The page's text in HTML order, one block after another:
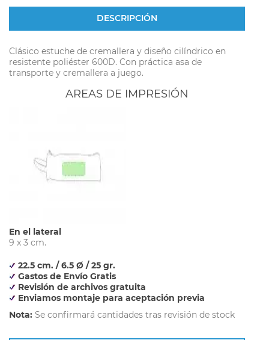
DESCRIPCIÓN
Clásico estuche de cremallera y diseño cilíndrico en
resistente poliéster 600D. Con práctica asa de
transporte y cremallera a juego.
AREAS DE IMPRESIÓN
En el lateral
9 x 3 cm.
22.5 cm. / 6.5 Ø / 25 gr.
Gastos de Envío Gratis
Revisión de archivos gratuita
Enviamos montaje para aceptación previa
Nota: Se confirmará cantidades tras revisión de stock